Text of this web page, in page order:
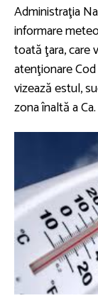
Administraţia
informare
toată ţara, care
atenţionare
vizează estul,
zona înaltă a Ca.